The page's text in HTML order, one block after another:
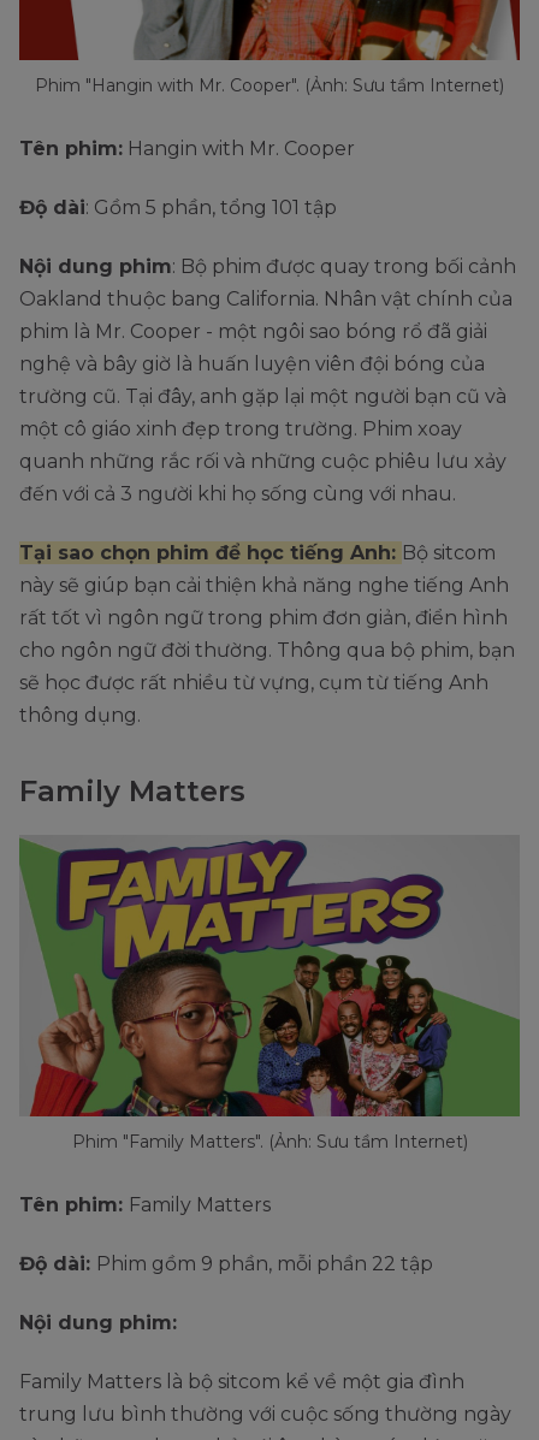
Phim "Hangin with Mr. Cooper". (Ảnh: Sưu tầm Internet)
Tên phim: Hangin with Mr. Cooper
Độ dài: Gồm 5 phần, tổng 101 tập
Nội dung phim: Bộ phim được quay trong bối cảnh
Oakland thuộc bang California. Nhân vật chính của
phim là Mr. Cooper - một ngôi sao bóng rổ đã giải
nghệ và bây giờ là huấn luyện viên đội bóng của
trường cũ. Tại đây, anh gặp lại một người bạn cũ và
một cô giáo xinh đẹp trong trường. Phim xoay
quanh những rắc rối và những cuộc phiêu lưu xảy
đến với cả 3 người khi họ sống cùng với nhau.
Tại sao chọn phim để học tiếng Anh: Bộ sitcom
này sẽ giúp bạn cải thiện khả năng nghe tiếng Anh
rất tốt vì ngôn ngữ trong phim đơn giản, điển hình
cho ngôn ngữ đời thường. Thông qua bộ phim, bạn
sẽ học được rất nhiều từ vựng, cụm từ tiếng Anh
thông dụng.
Family Matters
Phim "Family Matters". (Ảnh: Sưu tầm Internet)
Tên phim: Family Matters
Độ dài: Phim gồm 9 phần, mỗi phần 22 tập
Nội dung phim:
Family Matters là bộ sitcom kể về một gia đình
trung lưu bình thường với cuộc sống thường ngày